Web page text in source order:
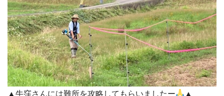
▲牛窪さんには難所を攻略してもらいましたー ▲